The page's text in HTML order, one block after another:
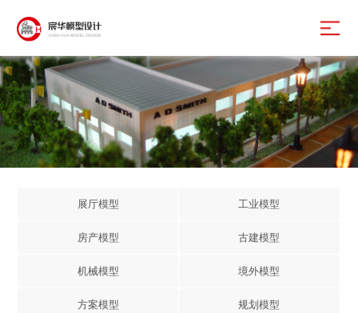
展厅模型 工业模型
房产模型 古建模型
机械模型 境外模型
方案模型 规划模型